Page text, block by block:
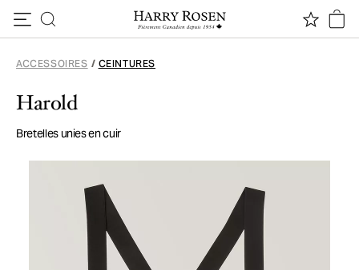
ACCESSOIRES / CEINTURES
Harold
Bretelles unies en cuir